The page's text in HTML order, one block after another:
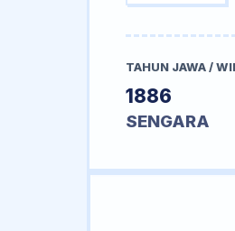
TAHUN JAWA /
1886
SENGARA